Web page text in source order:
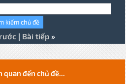
| Bài tiếp»
quan đến chủ đề...